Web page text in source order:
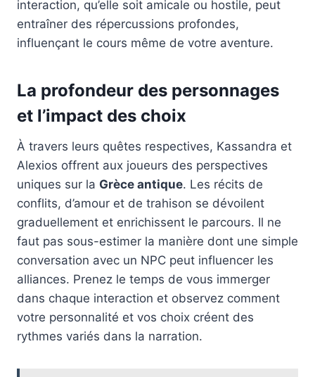
interaction, qu’elle soit amicale ou hostile, peut
entraîner des répercussions profondes,
influençant le cours même de votre aventure.
La profondeur des personnages
et l’impact des choix
À travers leurs quêtes respectives, Kassandra et
Alexios offrent aux joueurs des perspectives
uniques sur la Grèce antique. Les récits de
conflits, d’amour et de trahison se dévoilent
graduellement et enrichissent le parcours. Il ne
faut pas sous-estimer la manière dont une simple
conversation avec un NPC peut influencer les
alliances. Prenez le temps de vous immerger
dans chaque interaction et observez comment
votre personnalité et vos choix créent des
rythmes variés dans la narration.